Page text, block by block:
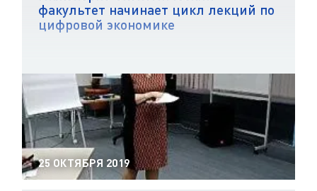
факультет начинает цикл лекций по
цифровой экономике
25 ОКТЯБРЯ 2019